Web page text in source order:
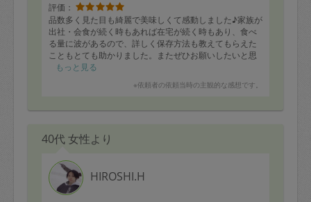
評価：
品数多く見た目も綺麗で美味しくて感動しました♪家族が
出社・会食が続く時もあれば在宅が続く時もあり、食べ
る量に波があるので、詳しく保存方法も教えてもらえた
こともとても助かりました。またぜひお願いしたいと思
います。有難うございました♪
もっと見る
※依頼者の依頼当時の主観的な感想です。
40代 女性より
HIROSHI.H